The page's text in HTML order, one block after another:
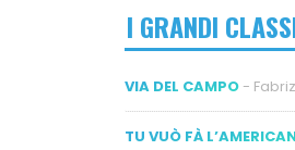
I GRANDI
VIA DEL CAMPO -
TU VUÒ FÀ